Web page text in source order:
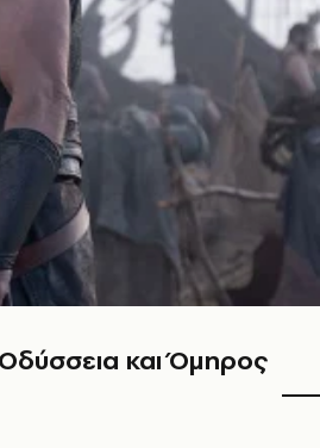
και Όμηρος